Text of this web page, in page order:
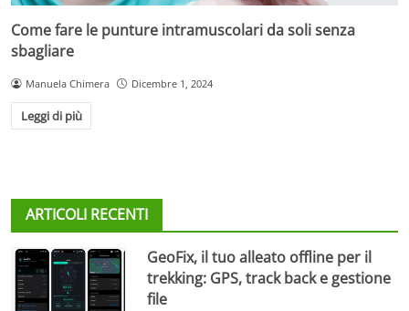
Come fare le punture intramuscolari da soli senza
sbagliare
Manuela Chimera Dicembre 1, 2024
Leggi di più
ARTICOLI RECENTI
GeoFix, il tuo alleato offline per il
trekking: GPS, track back e gestione
file